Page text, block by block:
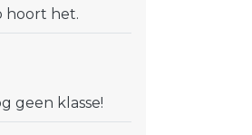
hoort het.
geen klasse!